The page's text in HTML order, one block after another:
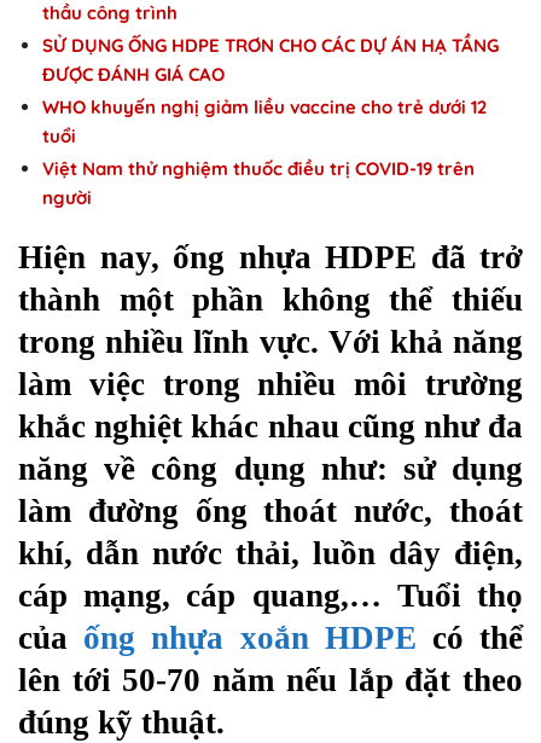
thầu công trình
SỬ DỤNG ỐNG HDPE TRƠN CHO CÁC DỰ ÁN HẠ TẦNG
ĐƯỢC ĐÁNH GIÁ CAO
WHO khuyến nghị giảm liều vaccine cho trẻ dưới 12
tuổi
Việt Nam thử nghiệm thuốc điều trị COVID-19 trên
người
Hiện nay, ống nhựa HDPE đã trở
thành một phần không thể thiếu
trong nhiều lĩnh vực. Với khả năng
làm việc trong nhiều môi trường
khắc nghiệt khác nhau cũng như đa
năng về công dụng như: sử dụng
làm đường ống thoát nước, thoát
khí, dẫn nước thải, luồn dây điện,
cáp mạng, cáp quang,… Tuổi thọ
của ống nhựa xoắn HDPE có thể
lên tới 50-70 năm nếu lắp đặt theo
đúng kỹ thuật.